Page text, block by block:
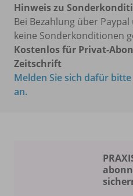
Hinweis zu
Bei Bezahlung über
keine Sonderkonditionen
Kostenlos für Privat-
Zeitschrift
Melden Sie sich dafür
an.